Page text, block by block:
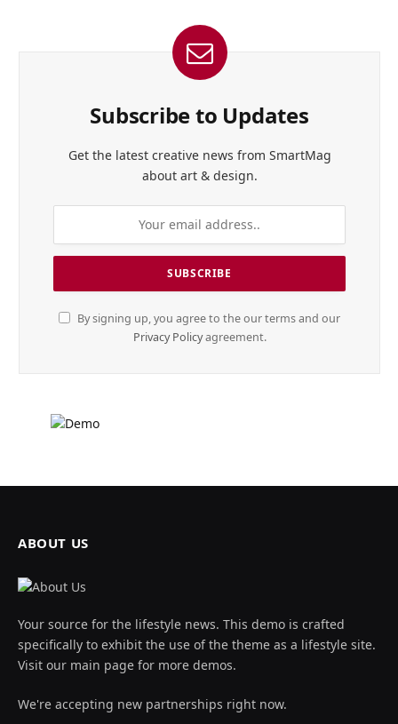
Subscribe to Updates
Get the latest creative news from SmartMag
about art & design.
By signing up, you agree to the our terms and our
Privacy Policyagreement.
ABOUT US
Your source for the lifestyle news. This demo is crafted
specifically to exhibit the use of the theme as a lifestyle site.
Visit our main page for more demos.
We're accepting new partnerships right now.